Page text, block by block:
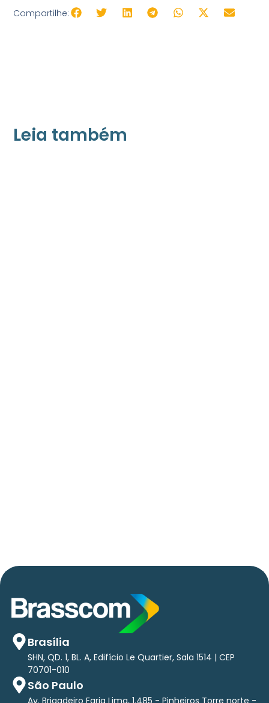
Compartilhe:
Leia também
Brasília
SHN, QD. 1, BL. A, Edifício Le Quartier, Sala 1514 | CEP
70701-010
São Paulo
Av. Brigadeiro Faria Lima, 1.485 - Pinheiros Torre norte -